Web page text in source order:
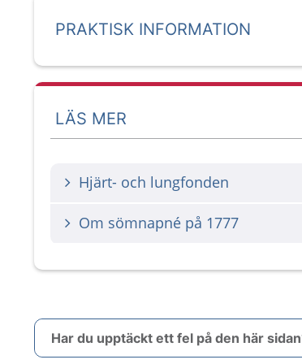
PRAKTISK INFORMATION
LÄS MER
Hjärt- och lungfonden
Om sömnapné på 1777
Har du upptäckt ett fel på den här